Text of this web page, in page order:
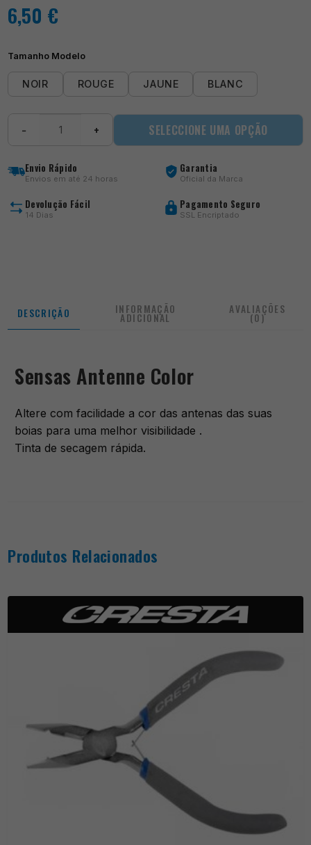
6,50 €
Tamanho Modelo
NOIR ROUGE JAUNE BLANC
− + SELECCIONE UMA OPÇÃO
Envio Rápido
Envios em até 24 horas
Garantia
Oficial da Marca
Devolução Fácil
14 Dias
Pagamento Seguro
SSL Encriptado
DESCRIÇÃO INFORMAÇÃO
ADICIONAL
AVALIAÇÕES
(0)
Sensas Antenne Color
Altere com facilidade a cor das antenas das suas
boias para uma melhor visibilidade .
Tinta de secagem rápida.
Produtos Relacionados